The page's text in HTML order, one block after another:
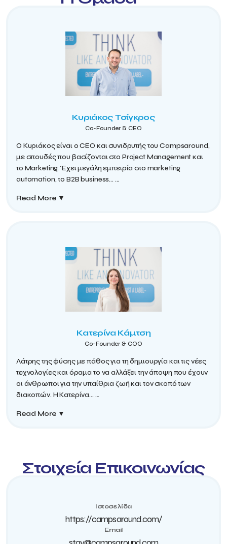
Κυριάκος Τσίγκρος
Co-Founder & CEO
Ο Κυριάκος είναι ο CEO και συνιδρυτής του Campsaround,
με σπουδές που βασίζονται στο Project Management και
το Marketing. Έχει μεγάλη εμπειρία στο marketing
automation, το B2B business... ...
Read More ▼
Κατερίνα Κάμτση
Co-Founder & COO
Λάτρης της φύσης με πάθος για τη δημιουργία και τις νέες
τεχνολογίες και όραμα το να αλλάξει την άποψη που έχουν
οι άνθρωποι για την υπαίθρια ζωή και τον σκοπό των
διακοπών. Η Κατερίνα... ...
Read More ▼
Στοιχεία Επικοινωνίας
Ιστοσελίδα
https://campsaround.com/
Email